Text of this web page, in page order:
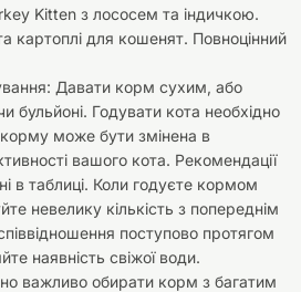
Kitten з лососем та індичкою.
картоплі для кошенят. Повноцінний
Давати корм сухим, або
бульйоні. Годувати кота необхідно
корму може бути змінена в
вашого кота. Рекомендації
в таблиці. Коли годуєте кормом
невелику кількість з попереднім
поступово протягом
наявність свіжої води.
важливо обирати корм з багатим